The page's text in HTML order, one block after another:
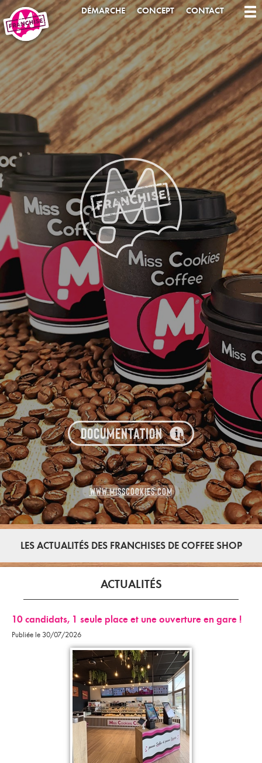
DÉMARCHE CONCEPT CONTACT
DOCUMENTATION
WWW.MISSCOOKIES.COM
LES ACTUALITÉS DES FRANCHISES DE COFFEE SHOP
ACTUALITÉS
10 candidats, 1 seule place et une ouverture en gare !
Publiée le 30/07/2026